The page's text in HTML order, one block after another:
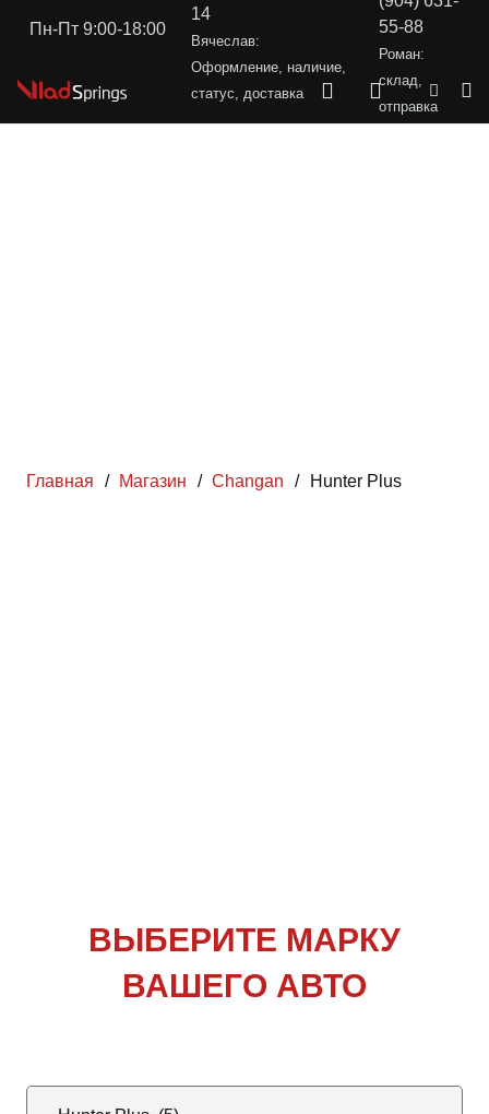
Пн-Пт 9:00-18:00
14
Вячеслав:
Оформление, наличие,
статус, доставка
55-88
Роман:
склад,
отправка
Главная / Магазин / Changan / Hunter Plus
ВЫБЕРИТЕ МАРКУ
ВАШЕГО АВТО